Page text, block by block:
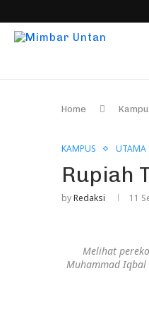
Home
KAMPUS UTAMA
Rupiah
byRedaksi 11
Melihat
Muhammad